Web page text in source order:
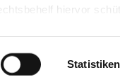
hiervor
Ihnen getroffene
oder
Statistiken